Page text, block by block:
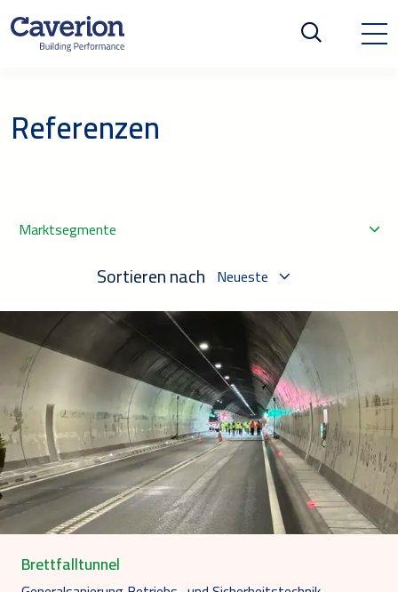
Referenzen
Marktsegmente
Sortieren nach Neueste
Brettfalltunnel